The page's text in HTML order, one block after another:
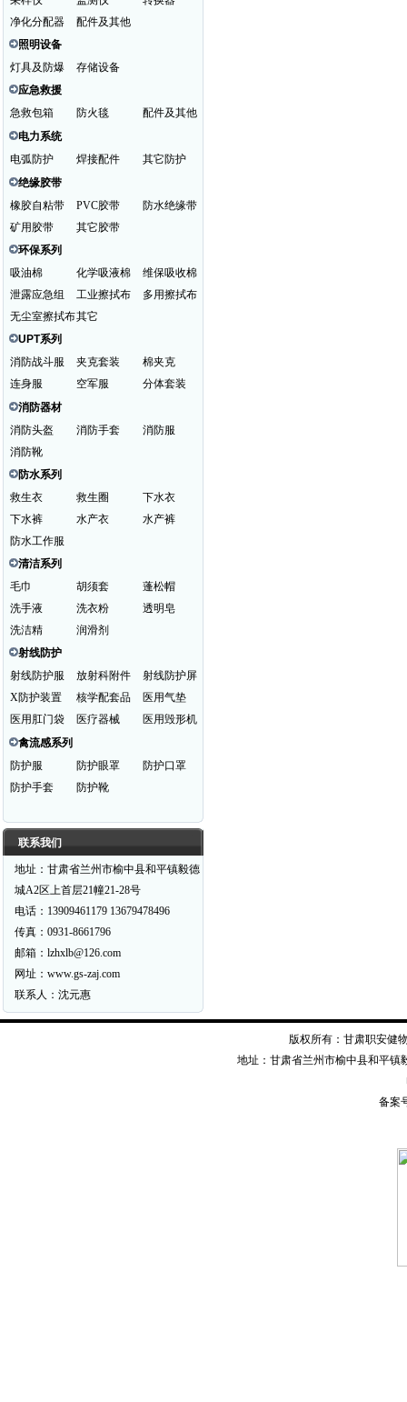
净化分配器
配件及其他
照明设备
灯具及防爆
存储设备
应急救援
急救包箱
防火毯
配件及其他
电力系统
电弧防护
焊接配件
其它防护
绝缘胶带
橡胶自粘带
PVC胶带
防水绝缘带
矿用胶带
其它胶带
环保系列
吸油棉
化学吸液棉
维保吸收棉
泄露应急组
工业擦拭布
多用擦拭布
无尘室擦拭布其它
UPT系列
消防战斗服
夹克套装
棉夹克
连身服
空军服
分体套装
消防器材
消防头盔
消防手套
消防服
消防靴
防水系列
救生衣
救生圈
下水衣
下水裤
水产衣
水产裤
防水工作服
清洁系列
毛巾
胡须套
蓬松帽
洗手液
洗衣粉
透明皂
洗洁精
润滑剂
射线防护
射线防护服
放射科附件
射线防护屏
X防护装置
核学配套品
医用气垫
医用肛门袋
医疗器械
医用毁形机
禽流感系列
防护服
防护眼罩
防护口罩
防护手套
防护靴
联系我们
地址：甘肃省兰州市榆中县和平镇毅德
城A2区上首层21幢21-28号
电话：13909461179 13679478496
传真：0931-8661796
邮箱：lzhxlb@126.com
网址：www.gs-zaj.com
联系人：沈元惠
版权所有：甘肃职安健
地址：甘肃省兰州市榆中县和平镇
备案